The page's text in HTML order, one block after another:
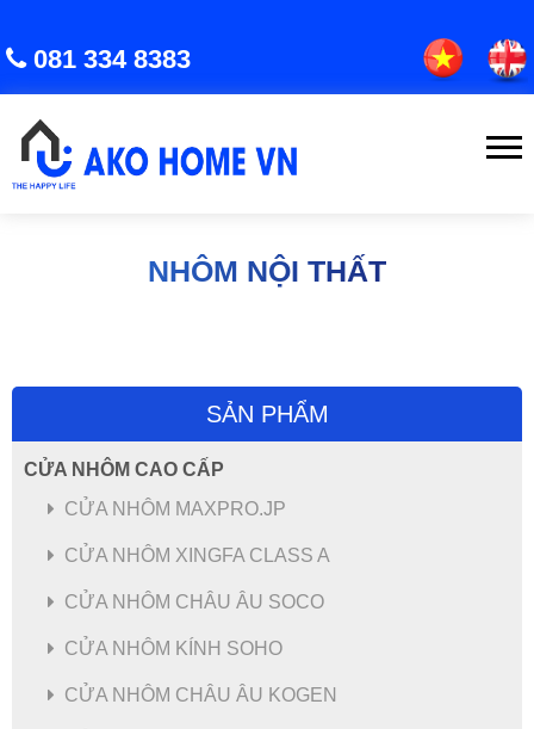
081 334 8383
NHÔM NỘI THẤT
SẢN PHẨM
CỬA NHÔM CAO CẤP
CỬA NHÔM MAXPRO.JP
CỬA NHÔM XINGFA CLASS A
CỬA NHÔM CHÂU ÂU SOCO
CỬA NHÔM KÍNH SOHO
CỬA NHÔM CHÂU ÂU KOGEN
CỬA XẾP TRƯỢT HỆ AC80 - NHÔM XINGFA HỆ CLASS A